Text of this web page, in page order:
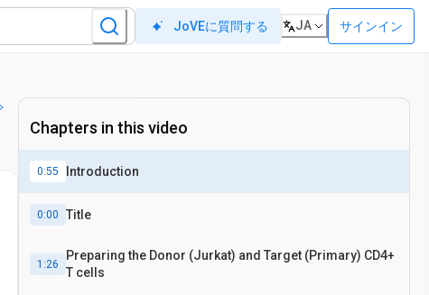
JoVEに質問する JA サインイン
Chapters in this video
0:55 Introduction
0:00 Title
1:26
Preparing the Donor (Jurkat) and Target (Primary) CD4+
T cells